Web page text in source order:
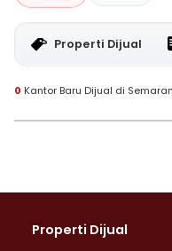
Properti Dijual
0 Kantor Baru Dijual di
Properti Dijual